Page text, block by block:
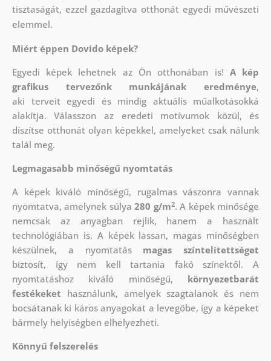
tisztaságát, ezzel gazdagítva otthonát egyedi művészeti
elemmel.
Miért éppen Dovido képek?
Egyedi képek lehetnek az Ön otthonában is! A kép
grafikus tervezőnk munkájának eredménye,
aki terveit egyedi és mindig aktuális műalkotásokká
alakítja. Válasszon az eredeti motívumok közül, és
díszítse otthonát olyan képekkel, amelyeket csak nálunk
talál meg.
Legmagasabb minőségű nyomtatás
A képek kiváló minőségű, rugalmas vászonra vannak
nyomtatva, amelynek súlya280 g/m2. A képek minősége
nemcsak az anyagban rejlik, hanem a használt
technológiában is. A képek lassan, magas minőségben
készülnek, a nyomtatás magas színtelítettséget
biztosít, így nem kell tartania fakó színektől. A
nyomtatáshoz kiváló minőségű, környezetbarát
festékeket használunk, amelyek szagtalanok és nem
bocsátanak ki káros anyagokat a levegőbe, így a képeket
bármely helyiségben elhelyezheti.
Könnyű felszerelés